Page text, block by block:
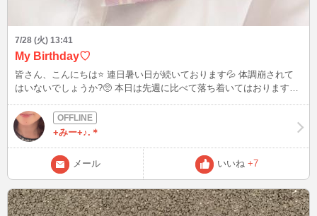
7/28 (火) 13:41
My Birthday♡
皆さん、こんにちは⭐️ 連日暑い日が続いております💦 体調崩されて
はいないでしょうか?🥺 本日は先週に比べて落ち着いてはおりますが
にしてくださいね✨ 私の誕生日に会いに来ていただきありがとうござ
いました✨🥹 メールも嬉しかったです😊 昨年度とは違う形で過ごせ
てとても幸せでした✨ さて先日、友人たちにも誕生日のお祝いをして
もらいました🎂 画像を見ていただければ分かるかと思いますが前回
のブログより、制服を選びました😅 ちなみに昨年度はチャイナドレ
スでした! そして1年の抱負は… ⭐️資格取得! （やっぱり堅い…） ⭐️保
護猫活動始めたい🐈‍⬛ （私らしいと好評でした笑） 気がつくと人
数がどんどん増えて、中には どちら様ですか?というお方も居て、フ
+みー+♪.＊
メール いいね +7